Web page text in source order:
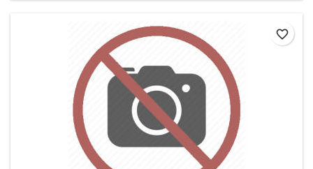
favorite_border